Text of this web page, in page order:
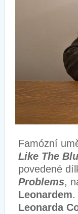
Famózní
Like The
povedené
Problems,
Leonardem.
Leonarda